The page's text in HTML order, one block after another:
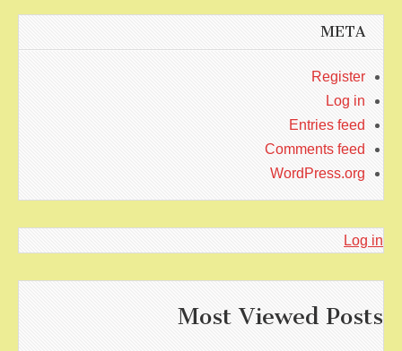
META
Register
Log in
Entries feed
Comments feed
WordPress.org
Log in
Most Viewed Posts